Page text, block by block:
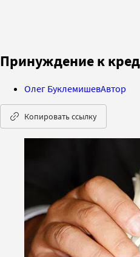
Принуждение к
Олег БуклемишевАвтор
Копировать ссылку